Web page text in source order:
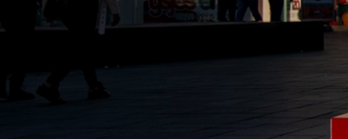
Ga direct naar de content